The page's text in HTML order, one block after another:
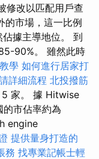
修改以匹配用戶查
的市場，這一比例
據主導地位。 到
90%。 雖然此時
學 如何進行居家打
詳細流程 北投撥筋
5 家。 據 Hitwise
市佔率約為
engine
提供量身打造的
務 找專業記帳士輕